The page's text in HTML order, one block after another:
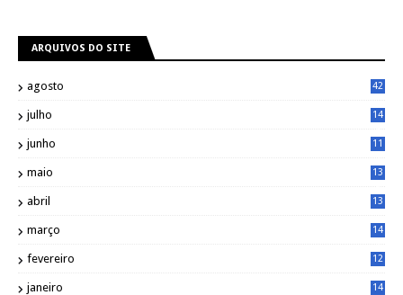
ARQUIVOS DO SITE
agosto 42
julho
14
junho
11
maio
13
abril
13
março
14
fevereiro
12
janeiro
14